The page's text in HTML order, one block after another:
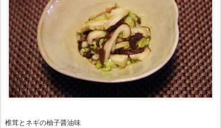
椎茸とネギの柚子醤油味